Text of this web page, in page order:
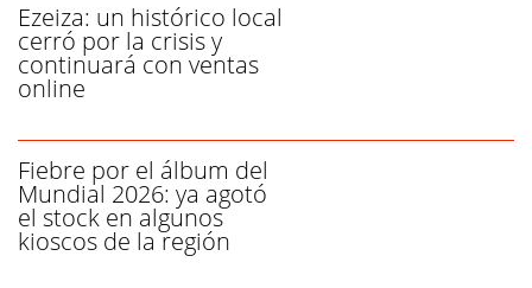
Ezeiza: un histórico local
cerró por la crisis y
continuará con ventas
online
Fiebre por el álbum del
Mundial 2026: ya agotó
el stock en algunos
kioscos de la región